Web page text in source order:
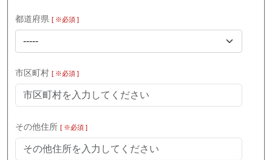
都道府県 [ ※必須 ]
-----
市区町村 [ ※必須 ]
その他住所 [ ※必須 ]